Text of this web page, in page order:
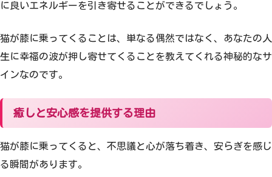
に良いエネルギーを引き寄せることができるでしょう。
猫が膝に乗ってくることは、単なる偶然ではなく、あなたの人
生に幸福の波が押し寄せてくることを教えてくれる神秘的なサ
インなのです。
癒しと安心感を提供する理由
猫が膝に乗ってくると、不思議と心が落ち着き、安らぎを感じ
る瞬間があります。